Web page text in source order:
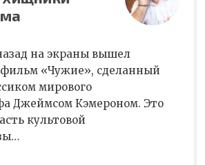
на экраны вышел
«Чужие», сделанный
мирового
Джеймсом Кэмероном. Это
культовой